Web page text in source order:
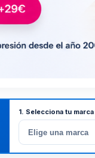
1. Selecciona tu marca